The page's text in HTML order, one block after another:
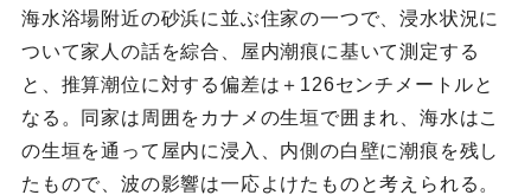
海水浴場附近の砂浜に並ぶ住家の一つで、浸水状況に
ついて家人の話を綜合、屋内潮痕に基いて測定する
と、推算潮位に対する偏差は＋126センチメートルと
なる。同家は周囲をカナメの生垣で囲まれ、海水はこ
の生垣を通って屋内に浸入、内側の白壁に潮痕を残し
たもので、波の影響は一応よけたものと考えられる。